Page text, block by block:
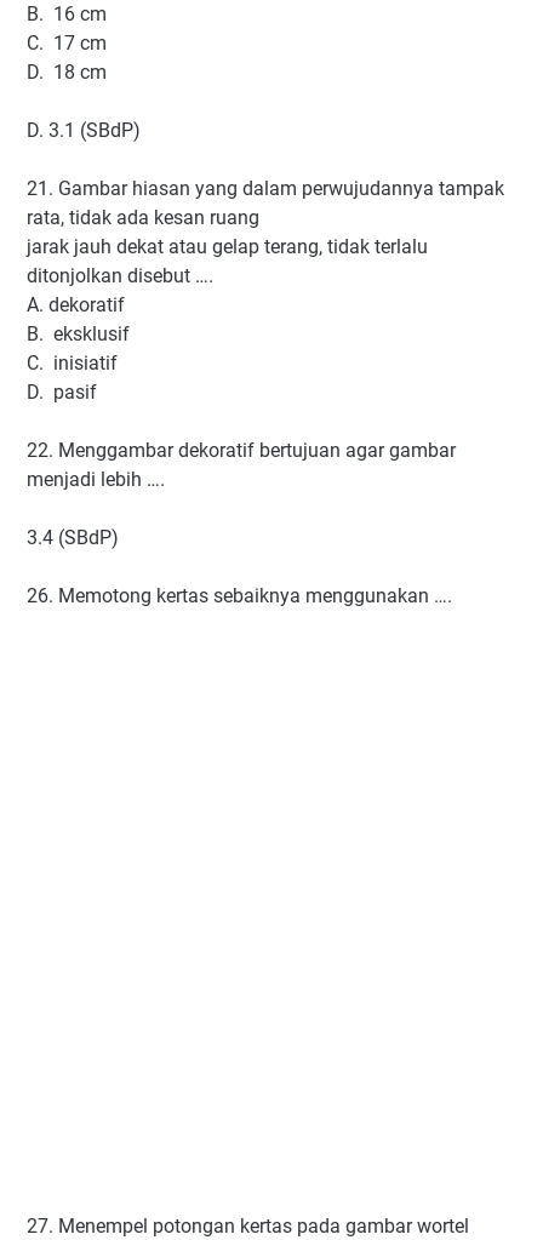
B. 16 cm
C. 17 cm
D. 18 cm
D. 3.1 (SBdP)
21. Gambar hiasan yang dalam perwujudannya tampak
rata, tidak ada kesan ruang
jarak jauh dekat atau gelap terang, tidak terlalu
ditonjolkan disebut ….
A. dekoratif
B. eksklusif
C. inisiatif
D. pasif
22. Menggambar dekoratif bertujuan agar gambar
menjadi lebih ….
3.4 (SBdP)
26. Memotong kertas sebaiknya menggunakan ….
27. Menempel potongan kertas pada gambar wortel